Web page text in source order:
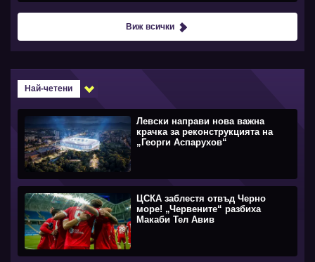
Виж всички
Най-четени
Левски направи нова важна
крачка за реконструкцията на
„Георги Аспарухов“
ЦСКА заблестя отвъд Черно
море! „Червените“ разбиха
Макаби Тел Авив